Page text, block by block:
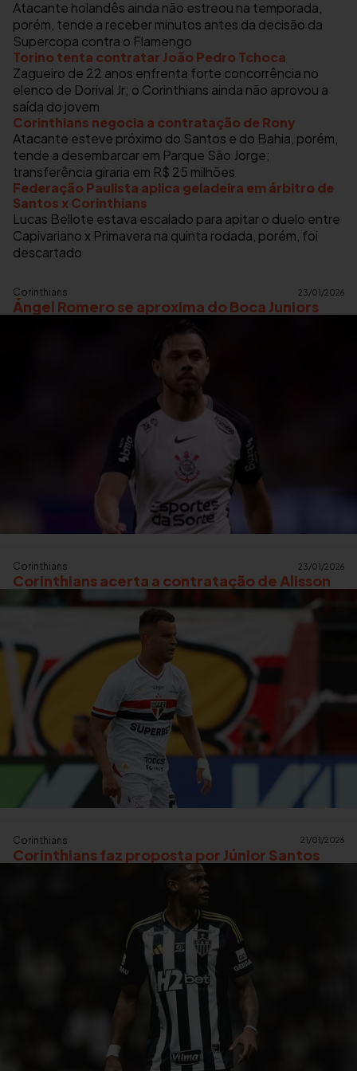
Atacante holandês ainda não estreou na temporada,
porém, tende a receber minutos antes da decisão da
Supercopa contra o Flamengo
Torino tenta contratar João Pedro Tchoca
Zagueiro de 22 anos enfrenta forte concorrência no
elenco de Dorival Jr; o Corinthians ainda não aprovou a
saída do jovem
Corinthians negocia a contratação de Rony
Atacante esteve próximo do Santos e do Bahia, porém,
tende a desembarcar em Parque São Jorge;
transferência giraria em R$ 25 milhões
Federação Paulista aplica geladeira em árbitro de
Santos x Corinthians
Lucas Bellote estava escalado para apitar o duelo entre
Capivariano x Primavera na quinta rodada, porém, foi
descartado
Corinthians 23/01/2026
Ángel Romero se aproxima do Boca Juniors
Corinthians 23/01/2026
Corinthians acerta a contratação de Alisson
Corinthians 21/01/2026
Corinthians faz proposta por Júnior Santos